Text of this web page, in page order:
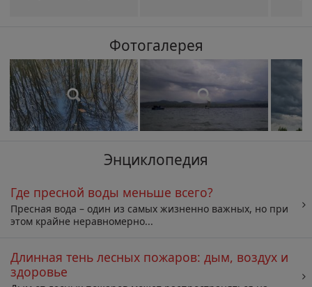
Фотогалерея
Энциклопедия
Где пресной воды меньше всего?
Пресная вода – один из самых жизненно важных, но при
этом крайне неравномерно...
Длинная тень лесных пожаров: дым, воздух и
здоровье